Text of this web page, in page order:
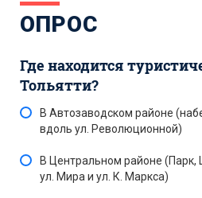
ОПРОС
Где находится
Тольятти?
В Автозаводском районе
вдоль ул. Революционной)
В Центральном районе
ул. Мира и ул. К. Маркса)